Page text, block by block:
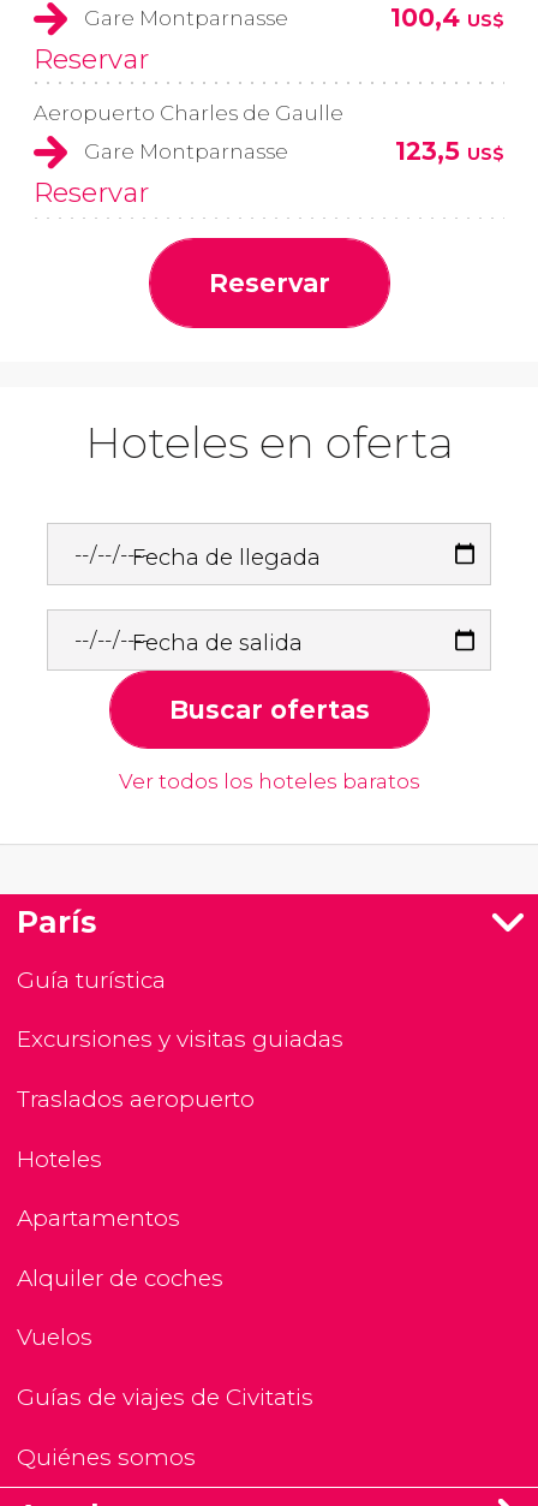
Gare Montparnasse
100,4 US$
Reservar
Aeropuerto Charles de Gaulle
Gare Montparnasse
123,5 US$
Reservar
Reservar
Hoteles en oferta
Fecha de llegada
Fecha de salida
Buscar ofertas
Ver todos los hoteles baratos
París
Guía turística
Excursiones y visitas guiadas
Traslados aeropuerto
Hoteles
Apartamentos
Alquiler de coches
Vuelos
Guías de viajes de Civitatis
Quiénes somos